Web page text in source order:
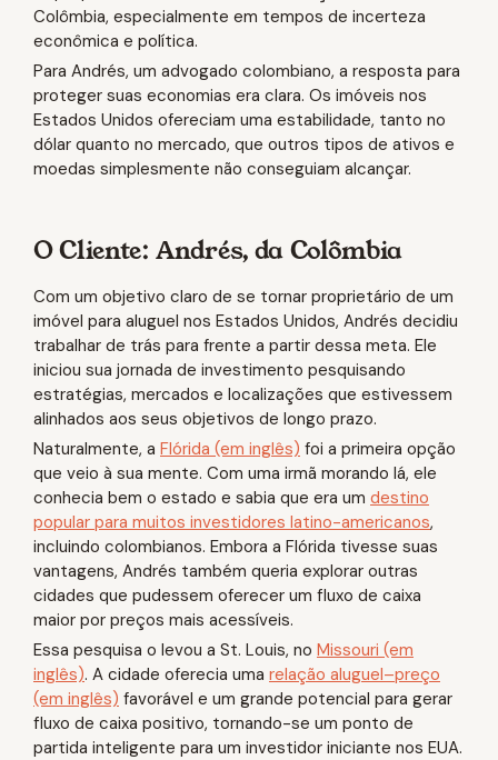
Colômbia, especialmente em tempos de incerteza
econômica e política.
Para Andrés, um advogado colombiano, a resposta para
proteger suas economias era clara. Os imóveis nos
Estados Unidos ofereciam uma estabilidade, tanto no
dólar quanto no mercado, que outros tipos de ativos e
moedas simplesmente não conseguiam alcançar.
O Cliente: Andrés, da Colômbia
Com um objetivo claro de se tornar proprietário de um
imóvel para aluguel nos Estados Unidos, Andrés decidiu
trabalhar de trás para frente a partir dessa meta. Ele
iniciou sua jornada de investimento pesquisando
estratégias, mercados e localizações que estivessem
alinhados aos seus objetivos de longo prazo.
Naturalmente, a Flórida (em inglês) foi a primeira opção
que veio à sua mente. Com uma irmã morando lá, ele
conhecia bem o estado e sabia que era um destino
popular para muitos investidores latino-americanos,
incluindo colombianos. Embora a Flórida tivesse suas
vantagens, Andrés também queria explorar outras
cidades que pudessem oferecer um fluxo de caixa
maior por preços mais acessíveis.
Essa pesquisa o levou a St. Louis, no Missouri (em
inglês). A cidade oferecia uma relação aluguel–preço
(em inglês) favorável e um grande potencial para gerar
fluxo de caixa positivo, tornando-se um ponto de
partida inteligente para um investidor iniciante nos EUA.